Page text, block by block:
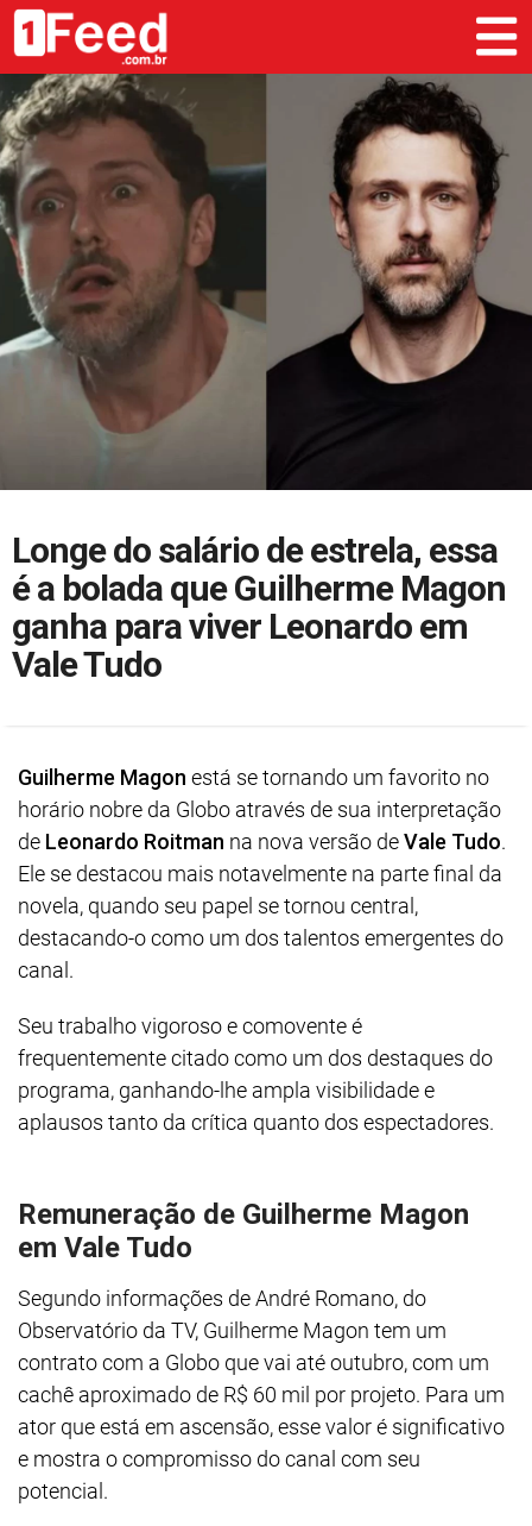
Longe do salário de estrela, essa
é a bolada que Guilherme Magon
ganha para viver Leonardo em
Vale Tudo
Guilherme Magon está se tornando um favorito no
horário nobre da Globo através de sua interpretação
de Leonardo Roitman na nova versão deVale Tudo.
Ele se destacou mais notavelmente na parte final da
novela, quando seu papel se tornou central,
destacando-o como um dos talentos emergentes do
canal.
Seu trabalho vigoroso e comovente é
frequentemente citado como um dos destaques do
programa, ganhando-lhe ampla visibilidade e
aplausos tanto da crítica quanto dos espectadores.
Remuneração de Guilherme Magon
em Vale Tudo
Segundo informações de André Romano, do
Observatório da TV, Guilherme Magon tem um
contrato com a Globo que vai até outubro, com um
cachê aproximado de R$ 60 mil por projeto. Para um
ator que está em ascensão, esse valor é significativo
e mostra o compromisso do canal com seu
potencial.